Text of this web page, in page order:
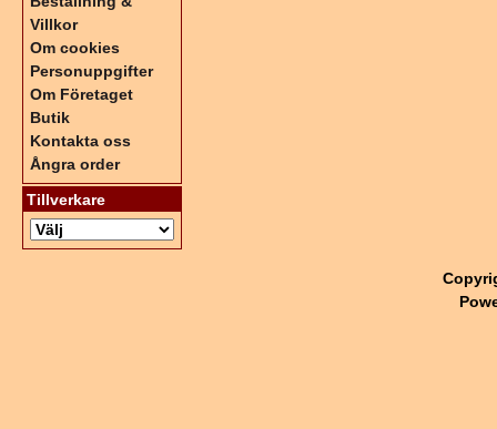
Villkor
Om cookies
Personuppgifter
Om Företaget
Butik
Kontakta oss
Ångra order
Tillverkare